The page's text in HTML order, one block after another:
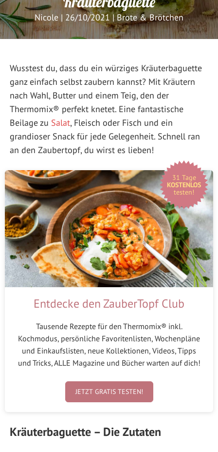
Nicole | 26/10/2021 |Brote & Brötchen
Wusstest du, dass du ein würziges Kräuterbaguette
ganz einfach selbst zaubern kannst? Mit Kräutern
nach Wahl, Butter und einem Teig, den der
Thermomix® perfekt knetet. Eine fantastische
Beilage zu Salat, Fleisch oder Fisch und ein
grandioser Snack für jede Gelegenheit. Schnell ran
an den Zaubertopf, du wirst es lieben!
31 Tage
KOSTENLOS
testen!
Entdecke den ZauberTopf Club
Tausende Rezepte für den Thermomix® inkl.
Kochmodus, persönliche Favoritenlisten, Wochenpläne
und Einkaufslisten, neue Kollektionen, Videos, Tipps
und Tricks, ALLE Magazine und Bücher warten auf dich!
JETZT GRATIS TESTEN!
Kräuterbaguette – Die Zutaten